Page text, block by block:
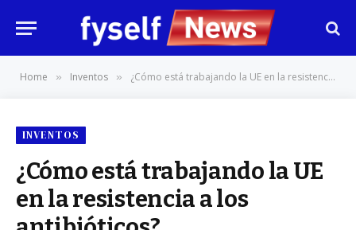
Home » Inventos » ¿Cómo está trabajando la UE en la resistencia a los antibióticos?
INVENTOS
¿Cómo está trabajando la UE
en la resistencia a los